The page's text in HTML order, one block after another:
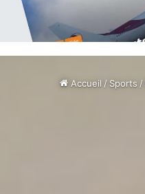
Accueil / Sports /